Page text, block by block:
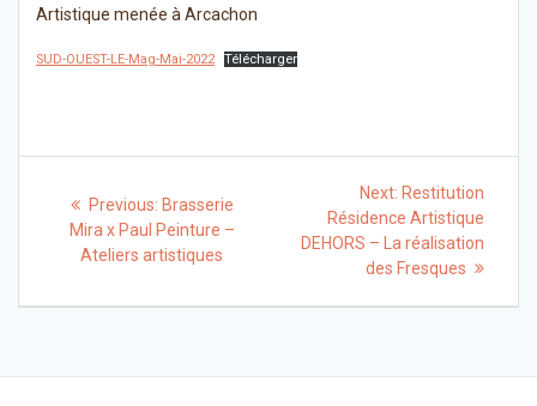
Artistique menée à Arcachon
SUD-OUEST-LE-Mag-Mai-2022 Télécharger
Previous: Previous
post:
Brasserie
Mira x Paul Peinture –
Ateliers artistiques
Next: Next
post:
Restitution
Résidence Artistique
DEHORS – La réalisation
des Fresques